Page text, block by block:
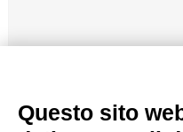
Questo sito